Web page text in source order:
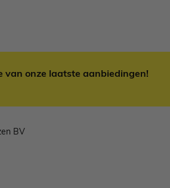
van onze laatste aanbiedingen!
BV